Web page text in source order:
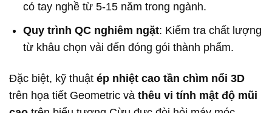
có tay nghề từ 5-15 năm trong ngành.
Quy trình QC nghiêm ngặt: Kiểm tra chất lượng
từ khâu chọn vải đến đóng gói thành phẩm.
Đặc biệt, kỹ thuật ép nhiệt cao tần chìm nổi 3D
trên họa tiết Geometric và thêu vi tính mật độ mũi